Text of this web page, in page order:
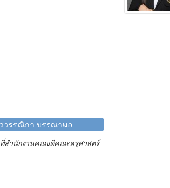
วรรณิภา บรรณามล
ที่สำนักงานคณบดีคณะครุศาสตร์